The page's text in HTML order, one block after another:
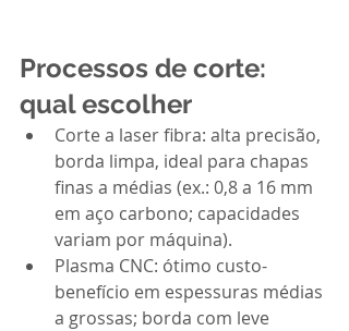
Processos de corte:
qual escolher
Corte a laser fibra: alta precisão,
borda limpa, ideal para chapas
finas a médias (ex.: 0,8 a 16 mm
em aço carbono; capacidades
variam por máquina).
Plasma CNC: ótimo custo-
benefício em espessuras médias
a grossas; borda com leve